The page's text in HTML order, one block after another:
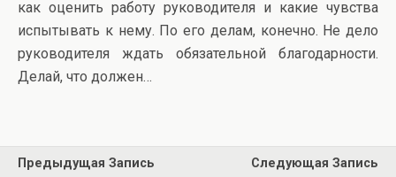
как оценить работу руководителя и какие чувства
испытывать к нему. По его делам, конечно. Не дело
руководителя ждать обязательной благодарности.
Делай, что должен…
Предыдущая Запись
Следующая Запись